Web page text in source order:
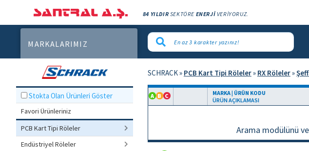
84 YILDIR SEKTÖRE ENERJİ VERİYORUZ.
MARKALARIMIZ
Stokta Olan Ürünleri Göster
Favori Ürünleriniz
PCB Kart Tipi Röleler
Endüstriyel Röleler
SCHRACK» PCB Kart Tipi Röleler» RX Röleler»
A B C
MARKA | ÜRÜN KODU
ÜRÜN AÇIKLAMASI
Arama modülünü